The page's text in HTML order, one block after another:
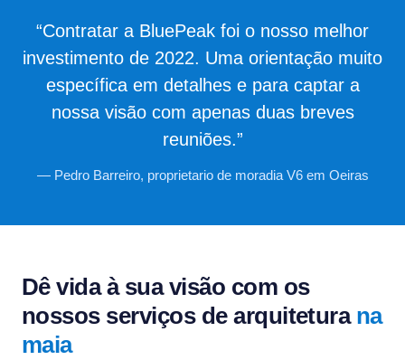
“Contratar a BluePeak foi o nosso melhor
investimento de 2022. Uma orientação muito
específica em detalhes e para captar a
nossa visão com apenas duas breves
reuniões.”
— Pedro Barreiro, proprietario de moradia V6 em Oeiras
Dê vida à sua visão com os
nossos serviços de arquitetura na
maia